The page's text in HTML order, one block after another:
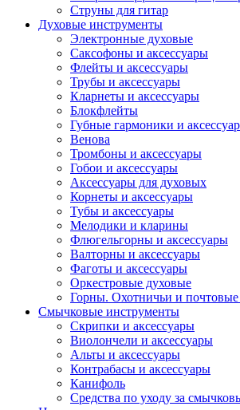
Струны для гитар
Духовые инструменты
Электронные духовые
Саксофоны и аксессуары
Флейты и аксессуары
Трубы и аксессуары
Кларнеты и аксессуары
Блокфлейты
Губные гармоники и
Венова
Тромбоны и аксессуары
Гобои и аксессуары
Аксессуары для духовых
Корнеты и аксессуары
Тубы и аксессуары
Мелодики и кларины
Флюгельгорны и аксессуары
Валторны и аксессуары
Фаготы и аксессуары
Оркестровые духовые
Горны. Охотничьи и
Смычковые инструменты
Скрипки и аксессуары
Виолончели и аксессуары
Альты и аксессуары
Контрабасы и аксессуары
Канифоль
Средства по уходу за